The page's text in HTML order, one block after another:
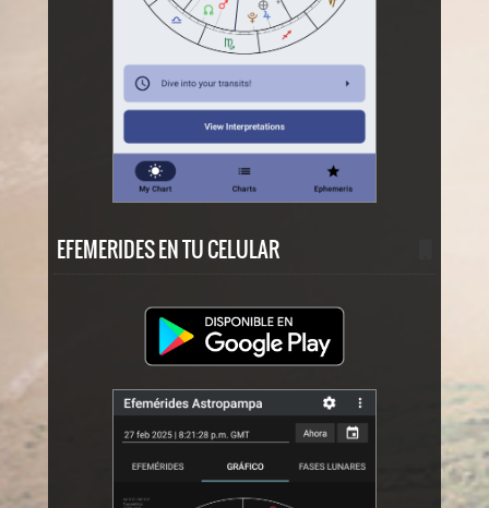
EFEMERIDES EN TU CELULAR